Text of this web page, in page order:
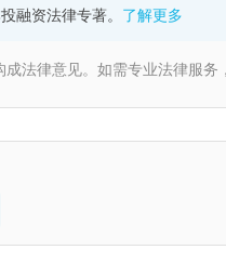
融资法律专著。 了解更多
成法律意见。如需专业法律服